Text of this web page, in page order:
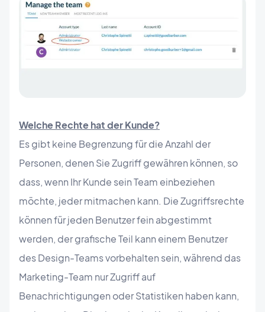
Welche Rechte hat der Kunde?
Es gibt keine Begrenzung für die Anzahl der
Personen, denen Sie Zugriff gewähren können, so
dass, wenn Ihr Kunde sein Team einbeziehen
möchte, jeder mitmachen kann. Die Zugriffsrechte
können für jeden Benutzer fein abgestimmt
werden, der grafische Teil kann einem Benutzer
des Design-Teams vorbehalten sein, während das
Marketing-Team nur Zugriff auf
Benachrichtigungen oder Statistiken haben kann,